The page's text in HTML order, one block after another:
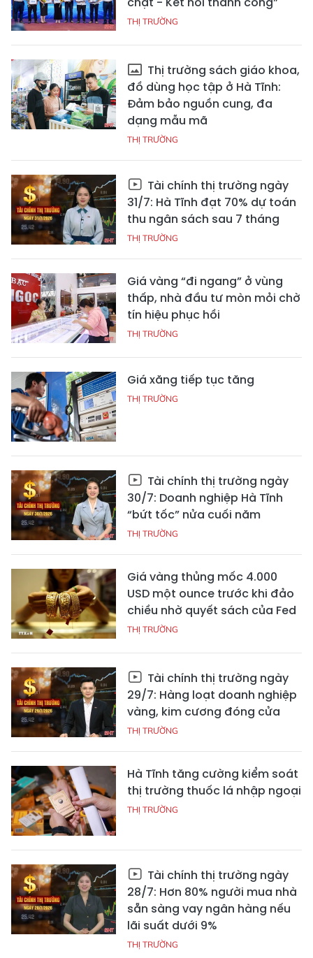
THỊ TRƯỜNG
Thị trường sách giáo khoa,
đồ dùng học tập ở Hà Tĩnh:
Đảm bảo nguồn cung, đa
dạng mẫu mã
THỊ TRƯỜNG
Tài chính thị trường ngày
31/7: Hà Tĩnh đạt 70% dự toán
thu ngân sách sau 7 tháng
THỊ TRƯỜNG
Giá vàng “đi ngang” ở vùng
thấp, nhà đầu tư mòn mỏi chờ
tín hiệu phục hồi
THỊ TRƯỜNG
Giá xăng tiếp tục tăng
THỊ TRƯỜNG
Tài chính thị trường ngày
30/7: Doanh nghiệp Hà Tĩnh
“bứt tốc” nửa cuối năm
THỊ TRƯỜNG
Giá vàng thủng mốc 4.000
USD một ounce trước khi đảo
chiều nhờ quyết sách của Fed
THỊ TRƯỜNG
Tài chính thị trường ngày
29/7: Hàng loạt doanh nghiệp
vàng, kim cương đóng cửa
THỊ TRƯỜNG
Hà Tĩnh tăng cường kiểm soát
thị trường thuốc lá nhập ngoại
THỊ TRƯỜNG
Tài chính thị trường ngày
28/7: Hơn 80% người mua nhà
sẵn sàng vay ngân hàng nếu
lãi suất dưới 9%
THỊ TRƯỜNG